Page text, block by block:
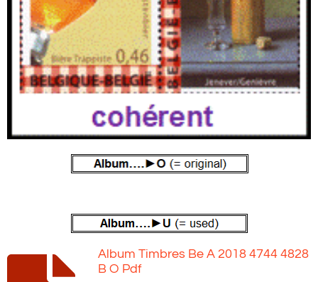
Album Timbres Be A 2018 4744 4828
B O Pdf